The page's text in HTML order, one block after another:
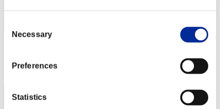
Selection
Necessary
Preferences
Statistics
Posición